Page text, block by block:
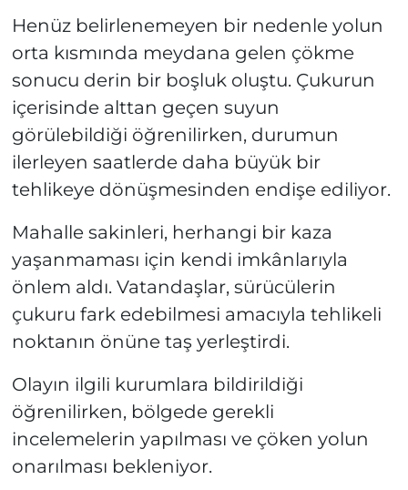
Henüz belirlenemeyen bir nedenle yolun
orta kısmında meydana gelen çökme
sonucu derin bir boşluk oluştu. Çukurun
içerisinde alttan geçen suyun
görülebildiği öğrenilirken, durumun
ilerleyen saatlerde daha büyük bir
tehlikeye dönüşmesinden endişe ediliyor.
Mahalle sakinleri, herhangi bir kaza
yaşanmaması için kendi imkânlarıyla
önlem aldı. Vatandaşlar, sürücülerin
çukuru fark edebilmesi amacıyla tehlikeli
noktanın önüne taş yerleştirdi.
Olayın ilgili kurumlara bildirildiği
öğrenilirken, bölgede gerekli
incelemelerin yapılması ve çöken yolun
onarılması bekleniyor.